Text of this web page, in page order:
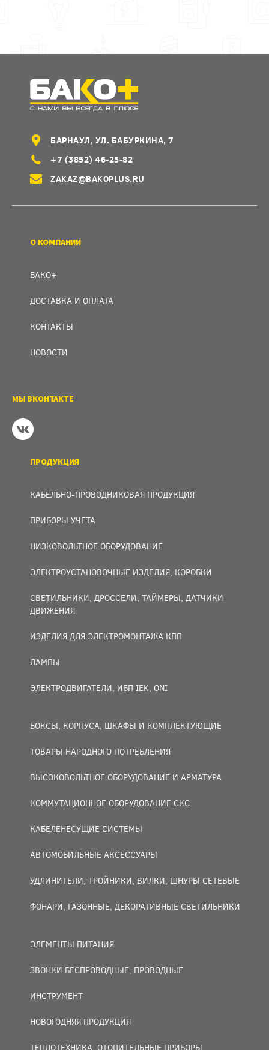
БАРНАУЛ, УЛ. БАБУРКИНА, 7
+7 (3852) 46-25-82
ZAKAZ@BAKOPLUS.RU
О КОМПАНИИ
БАКО+
ДОСТАВКА И ОПЛАТА
КОНТАКТЫ
НОВОСТИ
МЫ ВКОНТАКТЕ
ПРОДУКЦИЯ
КАБЕЛЬНО-ПРОВОДНИКОВАЯ ПРОДУКЦИЯ
ПРИБОРЫ УЧЕТА
НИЗКОВОЛЬТНОЕ ОБОРУДОВАНИЕ
ЭЛЕКТРОУСТАНОВОЧНЫЕ ИЗДЕЛИЯ, КОРОБКИ
СВЕТИЛЬНИКИ, ДРОССЕЛИ, ТАЙМЕРЫ, ДАТЧИКИ
ДВИЖЕНИЯ
ИЗДЕЛИЯ ДЛЯ ЭЛЕКТРОМОНТАЖА КПП
ЛАМПЫ
ЭЛЕКТРОДВИГАТЕЛИ, ИБП IEK, ONI
БОКСЫ, КОРПУСА, ШКАФЫ И КОМПЛЕКТУЮЩИЕ
ТОВАРЫ НАРОДНОГО ПОТРЕБЛЕНИЯ
ВЫСОКОВОЛЬТНОЕ ОБОРУДОВАНИЕ И АРМАТУРА
КОММУТАЦИОННОЕ ОБОРУДОВАНИЕ СКС
КАБЕЛЕНЕСУЩИЕ СИСТЕМЫ
АВТОМОБИЛЬНЫЕ АКСЕССУАРЫ
УДЛИНИТЕЛИ, ТРОЙНИКИ, ВИЛКИ, ШНУРЫ СЕТЕВЫЕ
ФОНАРИ, ГАЗОННЫЕ, ДЕКОРАТИВНЫЕ СВЕТИЛЬНИКИ
ЭЛЕМЕНТЫ ПИТАНИЯ
ЗВОНКИ БЕСПРОВОДНЫЕ, ПРОВОДНЫЕ
ИНСТРУМЕНТ
НОВОГОДНЯЯ ПРОДУКЦИЯ
ТЕПЛОТЕХНИКА, ОТОПИТЕЛЬНЫЕ ПРИБОРЫ